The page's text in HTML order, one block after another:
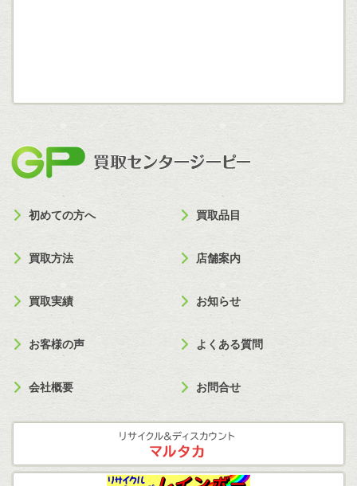
初めての方へ 買取品目
買取方法 店舗案内
買取実績 お知らせ
お客様の声 よくある質問
会社概要 お問合せ